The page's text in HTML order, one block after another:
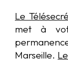
Le
met à
Marseille.